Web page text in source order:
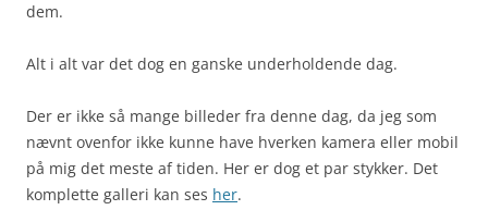
dem.
Alt i alt var det dog en ganske underholdende dag.
Der er ikke så mange billeder fra denne dag, da jeg som
nævnt ovenfor ikke kunne have hverken kamera eller mobil
på mig det meste af tiden. Her er dog et par stykker. Det
komplette galleri kan ses her.